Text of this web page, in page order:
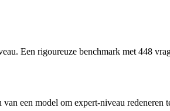
. Een rigoureuze benchmark met 448
van een model om expert-niveau redeneren